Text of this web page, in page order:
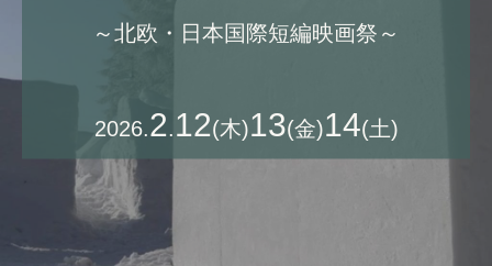
​～北欧・日本国際短編映画祭～
2026.2.12(木)13(金)14(土)